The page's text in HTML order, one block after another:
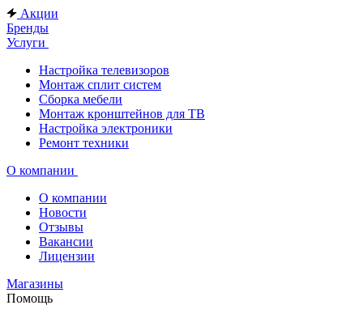
Акции
Бренды
Услуги
Настройка телевизоров
Монтаж сплит систем
Сборка мебели
Монтаж кронштейнов для ТВ
Настройка электроники
Ремонт техники
О компании
О компании
Новости
Отзывы
Вакансии
Лицензии
Магазины
Помощь